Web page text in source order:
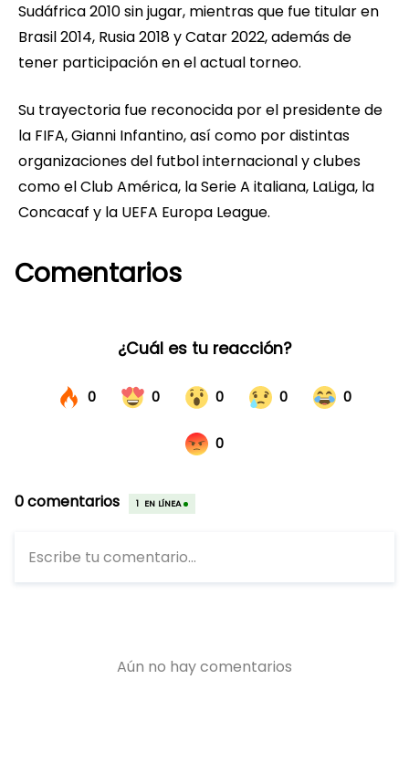
Sudáfrica 2010 sin jugar, mientras que fue titular en
Brasil 2014, Rusia 2018 y Catar 2022, además de
tener participación en el actual torneo.
Su trayectoria fue reconocida por el presidente de
la FIFA, Gianni Infantino, así como por distintas
organizaciones del futbol internacional y clubes
como el Club América, la Serie A italiana, LaLiga, la
Concacaf y la UEFA Europa League.
Comentarios